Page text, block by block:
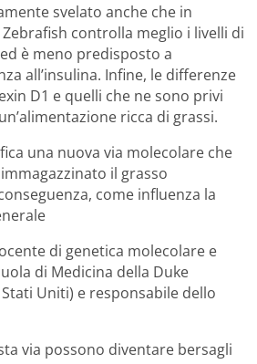
svelato anche che in
Zebrafish controlla meglio i livelli di
è meno predisposto a
all’insulina. Infine, le differenze
D1 e quelli che ne sono privi
ricca di grassi.
una nuova via molecolare che
il grasso
come influenza la
di genetica molecolare e
di Medicina della Duke
Uniti) e responsabile dello
via possono diventare bersagli